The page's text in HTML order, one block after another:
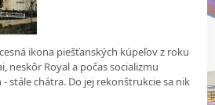
ikona piešťanských kúpeľov z roku
neskôr Royal a počas socializmu
stále chátra. Do jej rekonštrukcie sa nik